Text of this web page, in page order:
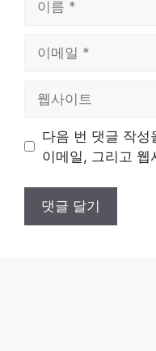
트
다음 번 댓글 작성
이메일, 그리고 웹